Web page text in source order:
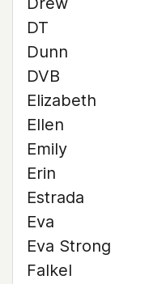
DT
Dunn
DVB
Elizabeth
Ellen
Emily
Erin
Estrada
Eva
Eva Strong
Falkel